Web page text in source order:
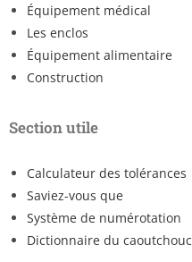
Équipement médical
Les enclos
Équipement alimentaire
Construction
Section utile
Calculateur des tolérances
Saviez-vous que
Système de numérotation
Dictionnaire du caoutchouc